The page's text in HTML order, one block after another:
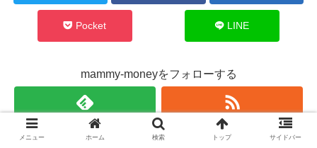
Pocket LINE
mammy-moneyをフォローする
メニュー ホーム 検索 トップ サイドバー